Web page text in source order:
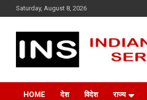
to
Saturday, August 8, 2026
Indian News
HOME देश विदेश राज्य